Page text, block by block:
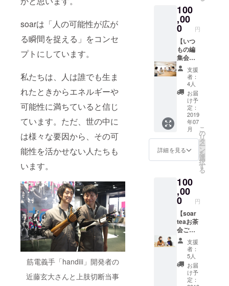
soarは「人の可能性が広が
る瞬間を捉える」をコンセ
プトにしています。
私たちは、人は誰でも生ま
れたときからエネルギーや
可能性に満ちていると信じ
ています。ただ、世の中に
は様々な要因から、その可
能性を活かせない人たちも
います。
筋電義手「handiii」開発者の
近藤玄大さんと上肢切断当事
ご希望
の方
は、支
援時に
備考欄
へご希
望のお
名前を
ご記入
くださ
い
は、支
援時に
備考欄
へご希
望のお
名前を
ご記入
くださ
のメー
ル ・サ
イトリ
ニュー
アルま
での進
捗を伝
える
メール
マガジ
ンを月
１回お
届け
（2019
年12月
まで）
・soar
のロゴ
カー5枚
りしま
す ・ブ
レンド
ハーブ
ティー
「soar
tea」の
mornin
nightを
2セット
お届け
します
ンを月
１回お
届け
（2019
年12月
まで）
・スペ
シャル
イベン
トに3名
様でご
招待
（東
京、関
西どち
らか）
※soarの
記事に
登場し
た方々
トス
ピー
カーと
して登
壇して
いただ
く、ス
ペシャ
ルイベ
ント@
東京or
大阪に
ご招待
100
,00
0 円
【いつ
もの編
集会議
に参加
できる
コー
ス】 ・
soarの
メディ
ア編集
会議に
ご招待
（2019
年6月以
降で1時
間程
ンライ
ン参加
も可
能） ※
日程は
後ほど
調整さ
せてい
ただき
ます ・
代表の
工藤か
らお礼
支援
者：
4人
お届
け予
定：
2019
年07
月
詳細を見る
こ
の
リ
タ
ー
ン
を
選
択
す
る
100
,00
0 円
【soar
teaお茶
会ご招
待コー
ス】 ・
soar
teaを飲
みなが
らsoar
支援
者：
5人
お届
け予
定：